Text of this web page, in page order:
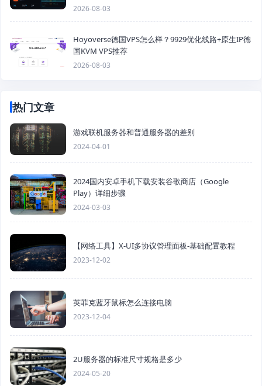
2026-08-03
Hoyoverse德国VPS怎么样？9929优化线路+原生IP德
国KVM VPS推荐
2026-08-03
热门文章
游戏联机服务器和普通服务器的差别
2024-04-01
2024国内安卓手机下载安装谷歌商店（Google
Play）详细步骤
2024-03-03
【网络工具】X-UI多协议管理面板-基础配置教程
2023-12-02
英菲克蓝牙鼠标怎么连接电脑
2023-12-04
2U服务器的标准尺寸规格是多少
2024-05-20